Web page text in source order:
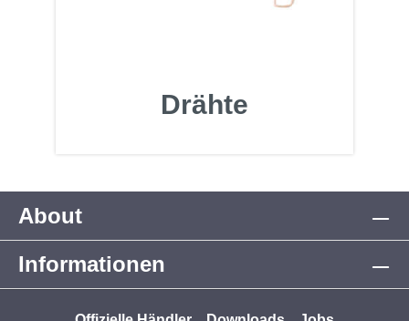
Drähte
About
Informationen